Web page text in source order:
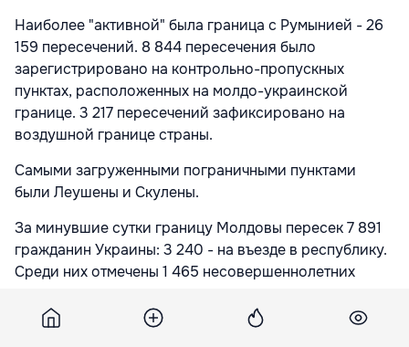
Наиболее "активной" была граница с Румынией - 26
159 пересечений. 8 844 пересечения было
зарегистрировано на контрольно-пропускных
пунктах, расположенных на молдо-украинской
границе. 3 217 пересечений зафиксировано на
воздушной границе страны.
Самыми загруженными пограничными пунктами
были Леушены и Скулены.
За минувшие сутки границу Молдовы пересек 7 891
гражданин Украины: 3 240 - на въезде в республику.
Среди них отмечены 1 465 несовершеннолетних